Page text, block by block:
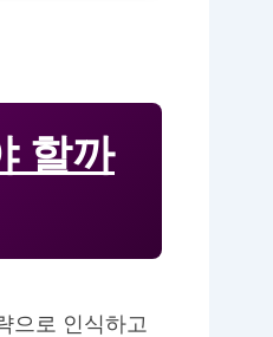
할까
으로 인식하고